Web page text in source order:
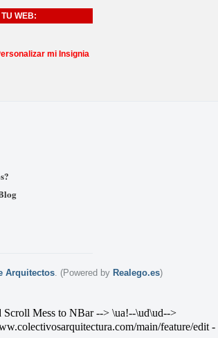
TU WEB:
mi Insignia
Arquitectos. (Powered by Realego.es)
Mess to NBar --> \ua!--\ud\ud-->
main/feature/edit -